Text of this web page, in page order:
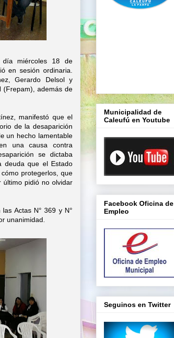
día miércoles 18 de
en sesión ordinaria.
Gerardo Delsol y
(Frepam), además de
manifestó que el
de la desaparición
un hecho lamentable
una causa contra
se dictaba
deuda que el Estado
protegerlos, que
pidió no olvidar
Actas N° 369 y N°
unanimidad.
Municipalidad de
Caleufú en Youtube
Facebook Oficina de
Empleo
Seguinos en Twitter